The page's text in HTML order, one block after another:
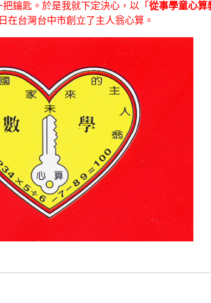
鑰匙。於是我就下定決心，以「 從事學童心算
在台灣台中市創立了主人翁心算。